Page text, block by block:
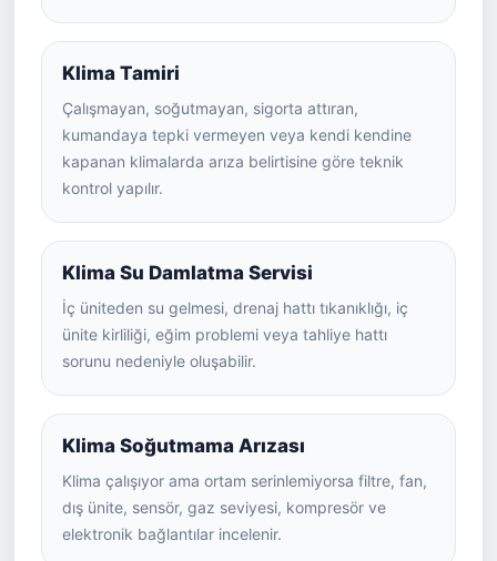
Klima Tamiri
Çalışmayan, soğutmayan, sigorta attıran,
kumandaya tepki vermeyen veya kendi kendine
kapanan klimalarda arıza belirtisine göre teknik
kontrol yapılır.
Klima Su Damlatma Servisi
İç üniteden su gelmesi, drenaj hattı tıkanıklığı, iç
ünite kirliliği, eğim problemi veya tahliye hattı
sorunu nedeniyle oluşabilir.
Klima Soğutmama Arızası
Klima çalışıyor ama ortam serinlemiyorsa filtre, fan,
dış ünite, sensör, gaz seviyesi, kompresör ve
elektronik bağlantılar incelenir.